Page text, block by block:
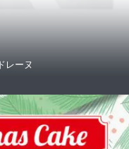
レーヌ